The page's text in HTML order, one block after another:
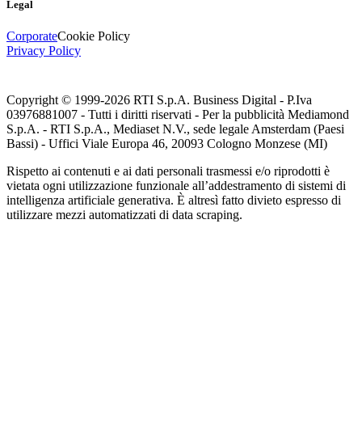
Legal
CorporateCookie Policy
Privacy Policy
Copyright © 1999-2026 RTI S.p.A. Business Digital - P.Iva
03976881007 - Tutti i diritti riservati - Per la pubblicità Mediamond
S.p.A. - RTI S.p.A., Mediaset N.V., sede legale Amsterdam (Paesi
Bassi) - Uffici Viale Europa 46, 20093 Cologno Monzese (MI)
Rispetto ai contenuti e ai dati personali trasmessi e/o riprodotti è
vietata ogni utilizzazione funzionale all’addestramento di sistemi di
intelligenza artificiale generativa. È altresì fatto divieto espresso di
utilizzare mezzi automatizzati di data scraping.